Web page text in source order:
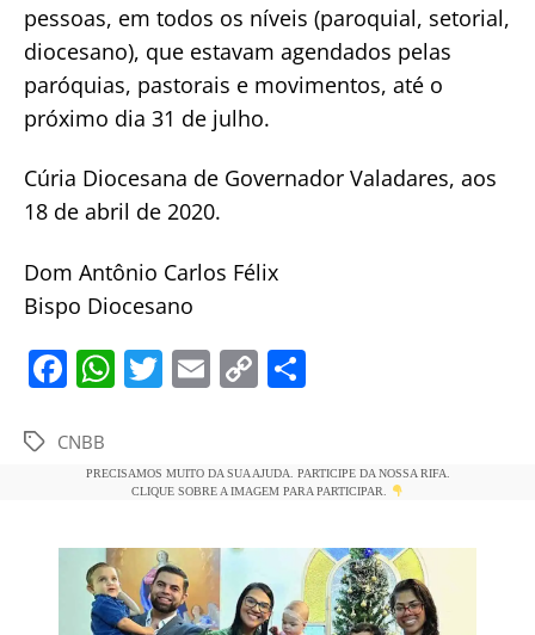
pessoas, em todos os níveis (paroquial, setorial,
diocesano), que estavam agendados pelas
paróquias, pastorais e movimentos, até o
próximo dia 31 de julho.
Cúria Diocesana de Governador Valadares, aos
18 de abril de 2020.
Dom Antônio Carlos Félix
Bispo Diocesano
F
a
c
e
o
o
W
h
s
p
p
T
w
er
E
m
l
C
o
y
n
k
e
TagsCNBB
PRECISAMOS MUITO DA SUA AJUDA. PARTICIPE DA NOSSA RIFA.
CLIQUE SOBRE A IMAGEM PARA PARTICIPAR.